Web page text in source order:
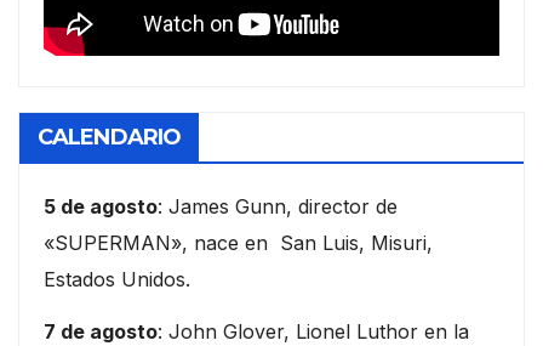
CALENDARIO
5 de agosto: James Gunn, director de
«SUPERMAN», nace en San Luis, Misuri,
Estados Unidos.
7 de agosto: John Glover, Lionel Luthor en la